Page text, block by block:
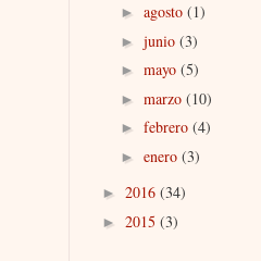
► agosto (1)
► junio (3)
► mayo (5)
► marzo (10)
► febrero (4)
► enero (3)
► 2016 (34)
► 2015 (3)